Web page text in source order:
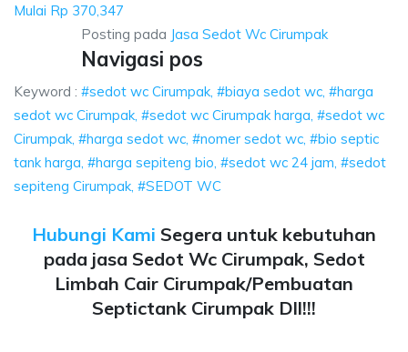
Mulai Rp 370,347
Posting pada Jasa Sedot Wc Cirumpak
Navigasi pos
Keyword : #sedot wc Cirumpak, #biaya sedot wc, #harga
sedot wc Cirumpak, #sedot wc Cirumpak harga, #sedot wc
Cirumpak, #harga sedot wc, #nomer sedot wc, #bio septic
tank harga, #harga sepiteng bio, #sedot wc 24 jam, #sedot
sepiteng Cirumpak, #SEDOT WC
Hubungi Kami Segera untuk kebutuhan
pada jasa Sedot Wc Cirumpak, Sedot
Limbah Cair Cirumpak/Pembuatan
Septictank Cirumpak Dll!!!